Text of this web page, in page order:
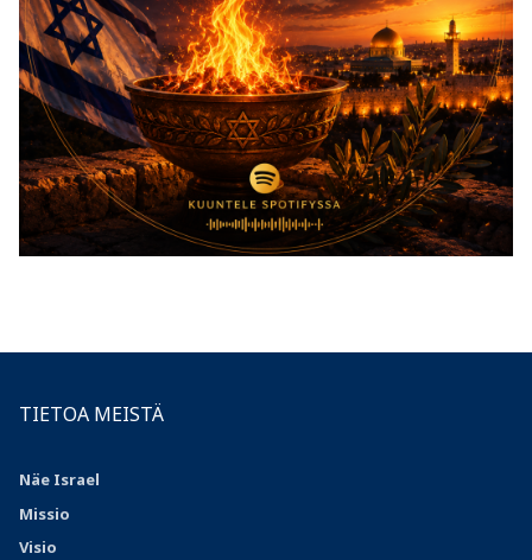
TIETOA MEISTÄ
Näe Israel
Missio
Visio